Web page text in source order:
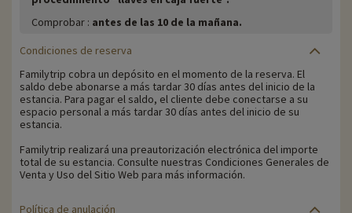
Comprobar : antes de las 10 de la mañana.
Condiciones de reserva
Familytrip cobra un depósito en el momento de la reserva. El
saldo debe abonarse a más tardar 30 días antes del inicio de la
estancia. Para pagar el saldo, el cliente debe conectarse a su
espacio personal a más tardar 30 días antes del inicio de su
estancia.
Familytrip realizará una preautorización electrónica del importe
total de su estancia. Consulte nuestras Condiciones Generales de
Venta y Uso del Sitio Web para más información.
Política de anulación